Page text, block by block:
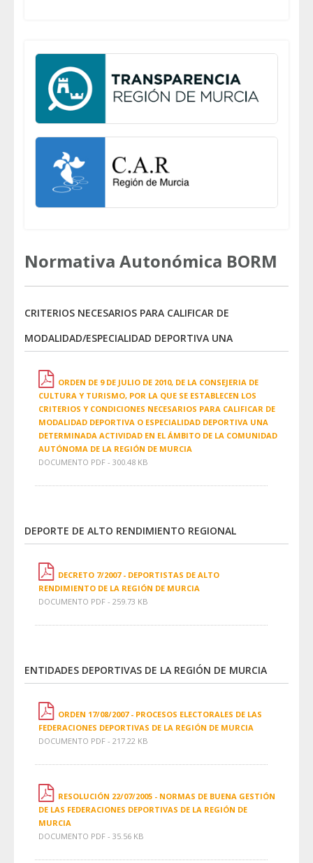
Normativa Autonómica BORM
CRITERIOS NECESARIOS PARA CALIFICAR DE
MODALIDAD/ESPECIALIDAD DEPORTIVA UNA
ORDEN DE 9 DE JULIO DE 2010, DE LA CONSEJERIA DE
CULTURA Y TURISMO, POR LA QUE SE ESTABLECEN LOS
CRITERIOS Y CONDICIONES NECESARIOS PARA CALIFICAR DE
MODALIDAD DEPORTIVA O ESPECIALIDAD DEPORTIVA UNA
DETERMINADA ACTIVIDAD EN EL ÁMBITO DE LA COMUNIDAD
AUTÓNOMA DE LA REGIÓN DE MURCIA
DOCUMENTO PDF - 300.48 KB
DEPORTE DE ALTO RENDIMIENTO REGIONAL
DECRETO 7/2007 - DEPORTISTAS DE ALTO
RENDIMIENTO DE LA REGIÓN DE MURCIA
DOCUMENTO PDF - 259.73 KB
ENTIDADES DEPORTIVAS DE LA REGIÓN DE MURCIA
ORDEN 17/08/2007 - PROCESOS ELECTORALES DE LAS
FEDERACIONES DEPORTIVAS DE LA REGIÓN DE MURCIA
DOCUMENTO PDF - 217.22 KB
RESOLUCIÓN 22/07/2005 - NORMAS DE BUENA GESTIÓN
DE LAS FEDERACIONES DEPORTIVAS DE LA REGIÓN DE
MURCIA
DOCUMENTO PDF - 35.56 KB